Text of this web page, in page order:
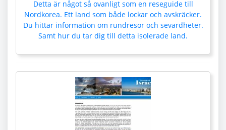
Detta är något så ovanligt som en reseguide till
Nordkorea. Ett land som både lockar och avskräcker.
Du hittar information om rundresor och sevärdheter.
Samt hur du tar dig till detta isolerade land.